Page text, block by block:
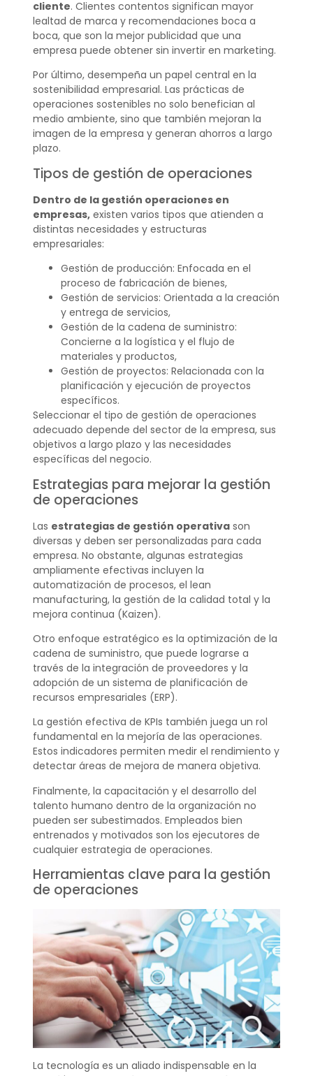
cliente. Clientes contentos significan mayor
lealtad de marca y recomendaciones boca a
boca, que son la mejor publicidad que una
empresa puede obtener sin invertir en marketing.
Por último, desempeña un papel central en la
sostenibilidad empresarial. Las prácticas de
operaciones sostenibles no solo benefician al
medio ambiente, sino que también mejoran la
imagen de la empresa y generan ahorros a largo
plazo.
Tipos de gestión de operaciones
Dentro de la gestión operaciones en
empresas,existen varios tipos que atienden a
distintas necesidades y estructuras
empresariales:
Gestión de producción: Enfocada en el
proceso de fabricación de bienes,
Gestión de servicios: Orientada a la creación
y entrega de servicios,
Gestión de la cadena de suministro:
Concierne a la logística y el flujo de
materiales y productos,
Gestión de proyectos: Relacionada con la
planificación y ejecución de proyectos
específicos.
Seleccionar el tipo de gestión de operaciones
adecuado depende del sector de la empresa, sus
objetivos a largo plazo y las necesidades
específicas del negocio.
Estrategias para mejorar la gestión
de operaciones
Las estrategias de gestión operativason
diversas y deben ser personalizadas para cada
empresa. No obstante, algunas estrategias
ampliamente efectivas incluyen la
automatización de procesos, el lean
manufacturing, la gestión de la calidad total y la
mejora continua (Kaizen).
Otro enfoque estratégico es la optimización de la
cadena de suministro, que puede lograrse a
través de la integración de proveedores y la
adopción de un sistema de planificación de
recursos empresariales (ERP).
La gestión efectiva de KPIs también juega un rol
fundamental en la mejoría de las operaciones.
Estos indicadores permiten medir el rendimiento y
detectar áreas de mejora de manera objetiva.
Finalmente, la capacitación y el desarrollo del
talento humano dentro de la organización no
pueden ser subestimados. Empleados bien
entrenados y motivados son los ejecutores de
cualquier estrategia de operaciones.
Herramientas clave para la gestión
de operaciones
La tecnología es un aliado indispensable en la